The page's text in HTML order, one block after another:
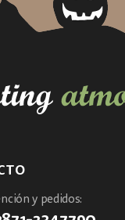
y pedidos: